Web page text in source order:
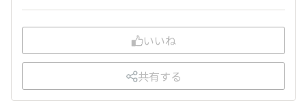
いいね
共有する